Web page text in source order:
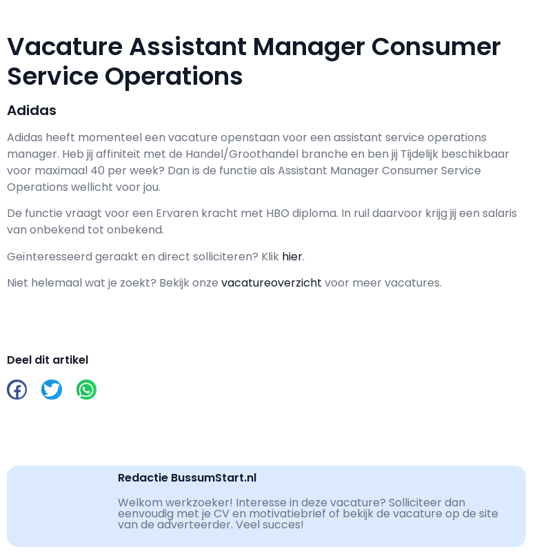
Vacature Assistant Manager Consumer
Service Operations
Adidas
Adidas heeft momenteel een vacature openstaan voor een assistant service operations
manager. Heb jij affiniteit met de Handel/Groothandel branche en ben jij Tijdelijk beschikbaar
voor maximaal 40 per week? Dan is de functie als Assistant Manager Consumer Service
Operations wellicht voor jou.
De functie vraagt voor een Ervaren kracht met HBO diploma. In ruil daarvoor krijg jij een salaris
van onbekend tot onbekend.
Geïnteresseerd geraakt en direct solliciteren? Klik hier.
Niet helemaal wat je zoekt? Bekijk onze vacatureoverzicht voor meer vacatures.
Deel dit artikel
Redactie BussumStart.nl
Welkom werkzoeker! Interesse in deze vacature? Solliciteer dan
eenvoudig met je CV en motivatiebrief of bekijk de vacature op de site
van de adverteerder. Veel succes!